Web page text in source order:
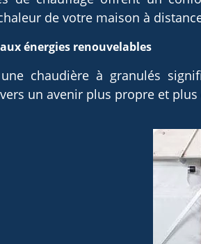
de votre maison à
énergies renouvelables
chaudière à granulés
un avenir plus propre et